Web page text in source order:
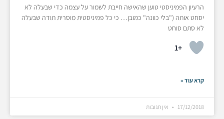
הרעיון הפמיניסטי טוען שהאישה חייבת לשמור על עצמה כדי שבעלה לא
יסחט אותה ("בלי כוונה" כמובן… כי כל פמיניסטית מוסרית תודה שבעלה
לא סתם סוחט
+1
קרא עוד »
17/12/2018 אין תגובות